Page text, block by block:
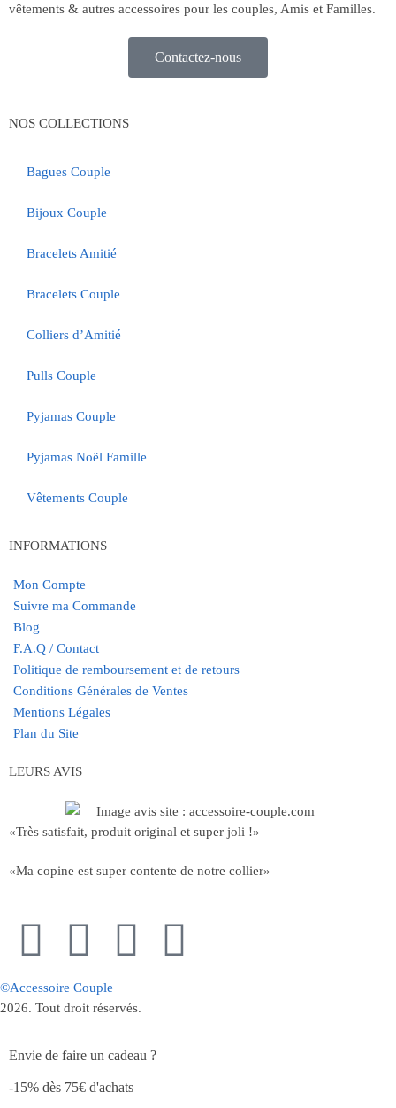
vêtements & autres accessoires pour les couples, Amis et Familles.
Contactez-nous
NOS COLLECTIONS
Bagues Couple
Bijoux Couple
Bracelets Amitié
Bracelets Couple
Colliers d’Amitié
Pulls Couple
Pyjamas Couple
Pyjamas Noël Famille
Vêtements Couple
INFORMATIONS
Mon Compte
Suivre ma Commande
Blog
F.A.Q / Contact
Politique de remboursement et de retours
Conditions Générales de Ventes
Mentions Légales
Plan du Site
LEURS AVIS
«Très satisfait, produit original et super joli !»
«Ma copine est super contente de notre collier»
©Accessoire Couple
2026. Tout droit réservés.
Envie de faire un cadeau ?
-15% dès 75€ d'achats